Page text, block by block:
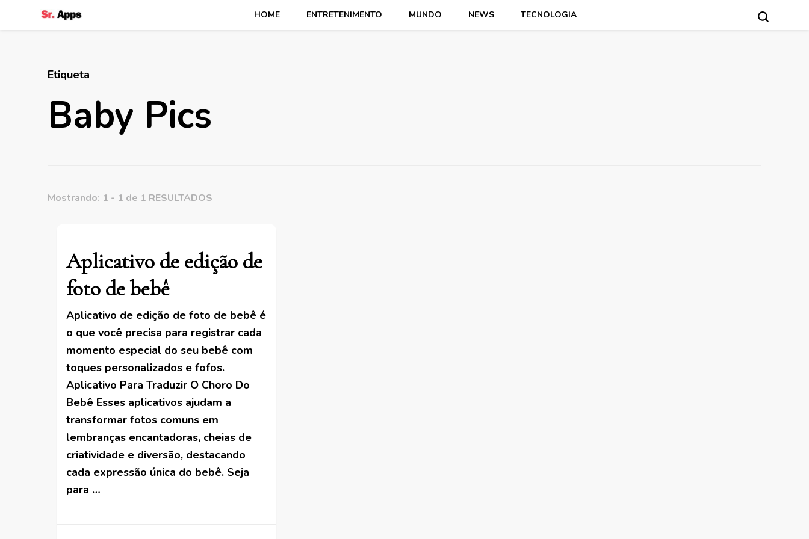
HOME ENTRETENIMENTO MUNDO NEWS TECNOLOGIA
Etiqueta
Baby Pics
Mostrando: 1 - 1 de 1 RESULTADOS
Aplicativo de edição de
foto de bebê
Aplicativo de edição de foto de bebê é
o que você precisa para registrar cada
momento especial do seu bebê com
toques personalizados e fofos.
Aplicativo Para Traduzir O Choro Do
Bebê Esses aplicativos ajudam a
transformar fotos comuns em
lembranças encantadoras, cheias de
criatividade e diversão, destacando
cada expressão única do bebê. Seja
para …